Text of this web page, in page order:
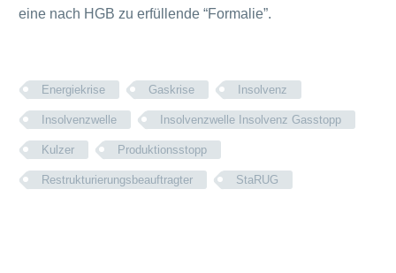
eine nach HGB zu erfüllende “Formalie”.
Energiekrise Gaskrise Insolvenz
Insolvenzwelle Insolvenzwelle Insolvenz Gasstopp
Kulzer Produktionsstopp
Restrukturierungsbeauftragter StaRUG